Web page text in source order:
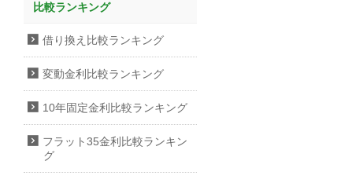
比較ランキング
借り換え比較ランキング
変動金利比較ランキング
10年固定金利比較ランキング
フラット35金利比較ランキン
グ